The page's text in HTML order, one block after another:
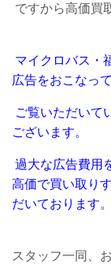
ですから高価買
マイクロバス・
広告をおこなっ
ご覧いただいて
ございます。
過大な広告費用
高価で買い取り
だいております。
スタッフ一同、